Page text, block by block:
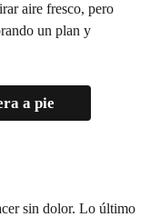
aire fresco, pero
un plan y
a pie
sin dolor. Lo último